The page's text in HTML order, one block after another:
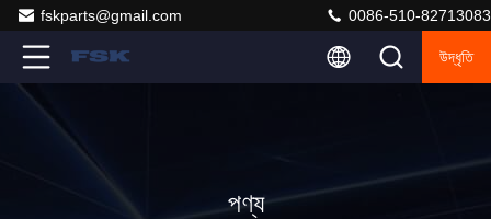
fskparts@gmail.com 0086-510-82713083
উদ্ধৃতি
পণ্য